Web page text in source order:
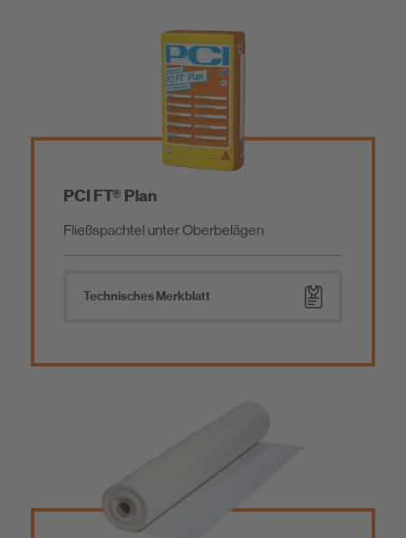
PCI FT® Plan
Fließspachtel unter Oberbelägen
Technisches Merkblatt